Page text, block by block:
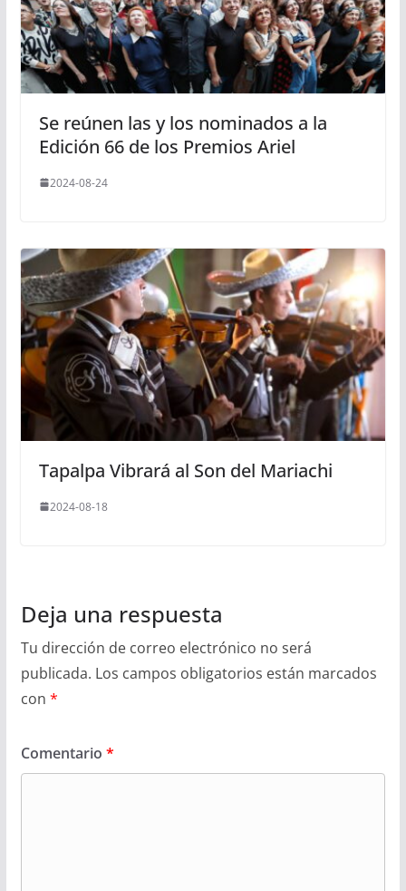
Se reúnen las y los nominados a la
Edición 66 de los Premios Ariel
2024-08-24
Tapalpa Vibrará al Son del Mariachi
2024-08-18
Deja una respuesta
Tu dirección de correo electrónico no será
publicada. Los campos obligatorios están marcados
con *
Comentario *